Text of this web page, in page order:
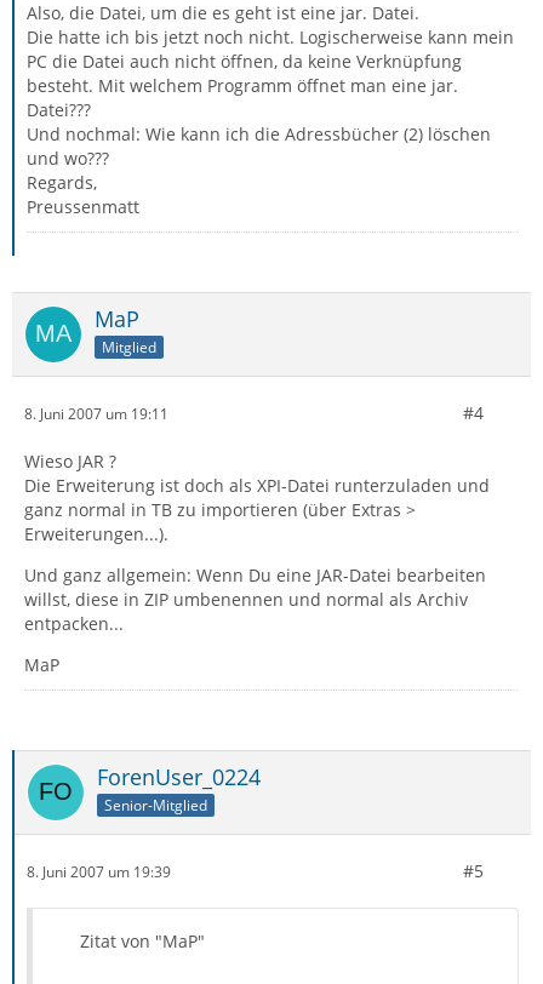
Also, die Datei, um die es geht ist eine jar. Datei.
Die hatte ich bis jetzt noch nicht. Logischerweise kann mein
PC die Datei auch nicht öffnen, da keine Verknüpfung
besteht. Mit welchem Programm öffnet man eine jar.
Datei???
Und nochmal: Wie kann ich die Adressbücher (2) löschen
und wo???
Regards,
Preussenmatt
MaP
Mitglied
8. Juni 2007 um 19:11 #4
Wieso JAR ?
Die Erweiterung ist doch als XPI-Datei runterzuladen und
ganz normal in TB zu importieren (über Extras >
Erweiterungen...).
Und ganz allgemein: Wenn Du eine JAR-Datei bearbeiten
willst, diese in ZIP umbenennen und normal als Archiv
entpacken...
MaP
ForenUser_0224
Senior-Mitglied
8. Juni 2007 um 19:39 #5
Zitat von "MaP"